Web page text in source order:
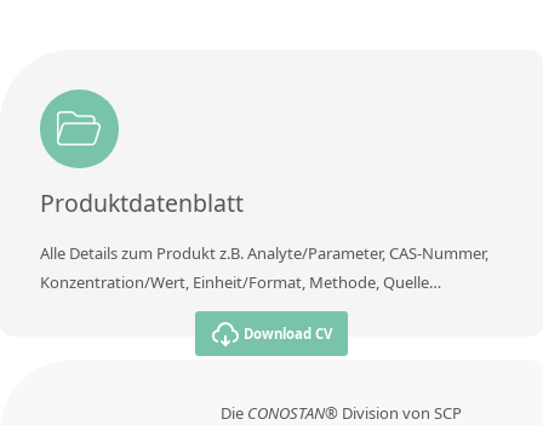
Produktdatenblatt
Alle Details zum Produkt z.B. Analyte/Parameter, CAS-Nummer,
Konzentration/Wert, Einheit/Format, Methode, Quelle…
Download CV
Die CONOSTAN® Division von SCP